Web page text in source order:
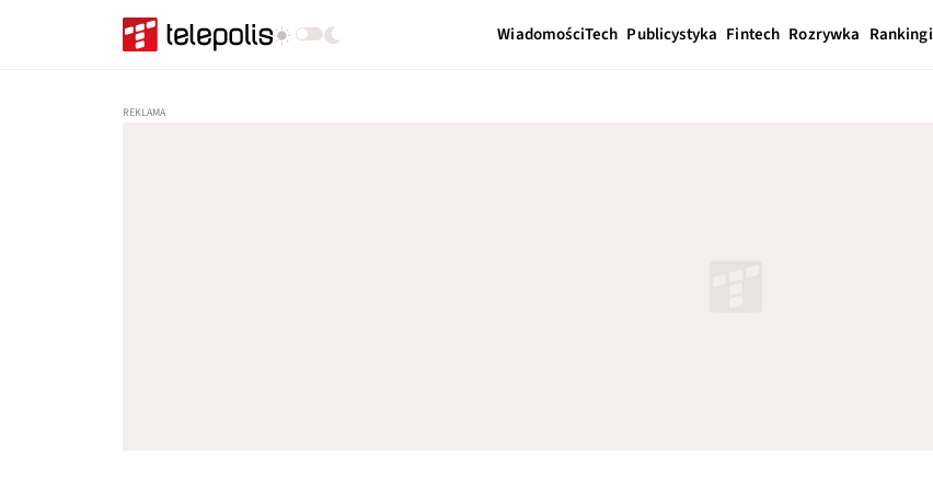
WiadomościTech Publicystyka Fintech Rozrywka Rankingi